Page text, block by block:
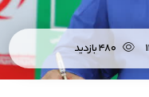
۴۸۰ بازدید